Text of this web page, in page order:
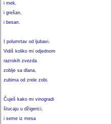
i mek,
i grešan,
i besan.
I polumrtav od ljubavi.
Vidiš koliko mi odjednom
razrokih zvezda
zoblje sa dlana,
zubima od zrele zobi.
Čuješ kako mi vinogradi
štucaju u džigerici,
i seme iz mesa